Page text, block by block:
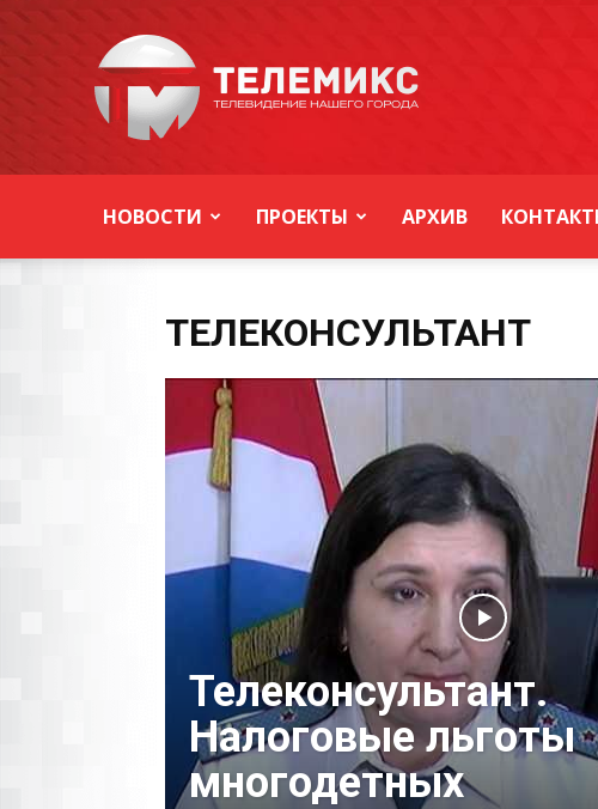
Уссурийска
НОВОСТИ ПРОЕКТЫ АРХИВ
ТЕЛЕКОНСУЛЬТАНТ
Телеконсультант.
Налоговые льготы
многодетных